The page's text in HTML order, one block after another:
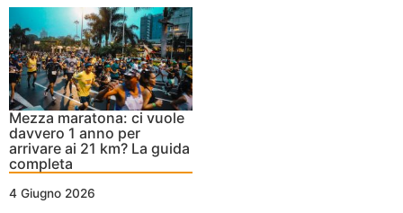
Mezza maratona: ci vuole
davvero 1 anno per
arrivare ai 21 km? La guida
completa
4 Giugno 2026